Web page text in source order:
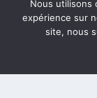
Nous utilisons
expérience sur
site, nous